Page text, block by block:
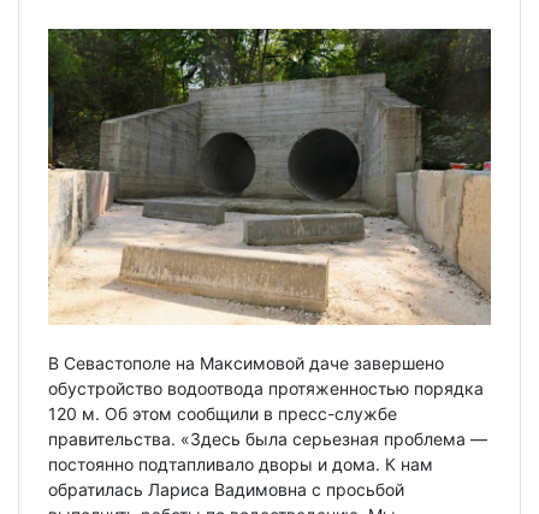
В Севастополе на Максимовой даче завершено
обустройство водоотвода протяженностью порядка
120 м. Об этом сообщили в пресс-службе
правительства. «Здесь была серьезная проблема —
постоянно подтапливало дворы и дома. К нам
обратилась Лариса Вадимовна с просьбой